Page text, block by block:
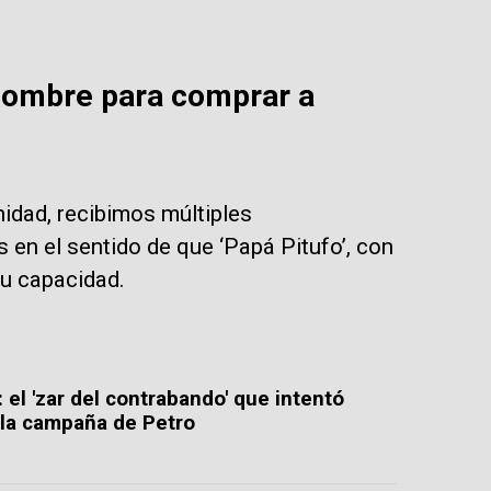
para comprar a
recibimos múltiples
el sentido de que ‘Papá Pitufo’, con
capacidad.
el 'zar del contrabando' que intentó
campaña de Petro